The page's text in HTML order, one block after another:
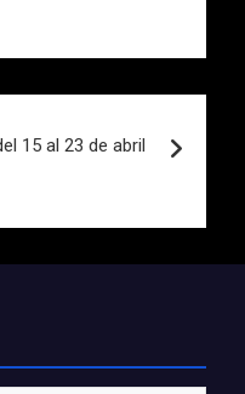
15 al 23 de abril